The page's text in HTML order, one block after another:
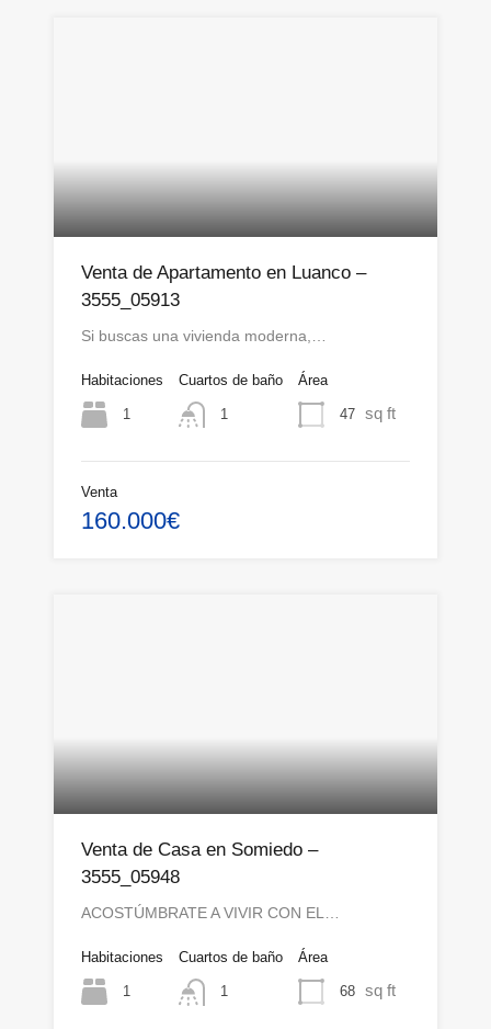
Venta de Apartamento en Luanco –
3555_05913
Si buscas una vivienda moderna,…
Habitaciones
1
Cuartos de baño
1
Área
47 sq ft
Venta
160.000€
Venta de Casa en Somiedo –
3555_05948
ACOSTÚMBRATE A VIVIR CON EL…
Habitaciones
1
Cuartos de baño
1
Área
68 sq ft